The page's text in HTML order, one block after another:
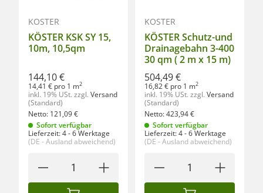
KÖSTER
KÖSTER KSK SY 15,
10m, 10,5qm
144,10 €
14,41 € pro 1 m2
inkl. 19% USt. zzgl. Versand
(Standard)
Netto: 121,09€
Sofort verfügbar
Lieferzeit:4 - 6 Werktage
(DE - Ausland abweichend)
KÖSTER
KÖSTER Schutz-und
Drainagebahn 3-400
30 qm ( 2 m x 15 m)
504,49 €
16,82 € pro 1 m2
inkl. 19% USt. zzgl. Versand
(Standard)
Netto:423,94€
Sofort verfügbar
Lieferzeit:4 - 6 Werktage
(DE - Ausland abweichend)